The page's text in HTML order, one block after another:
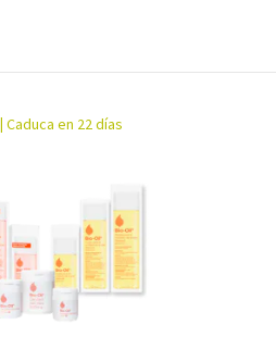
| Caduca en 22 días